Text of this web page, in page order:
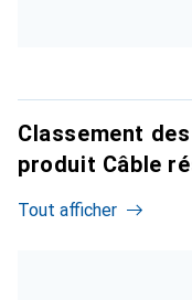
Classement
produit Câble
Tout afficher